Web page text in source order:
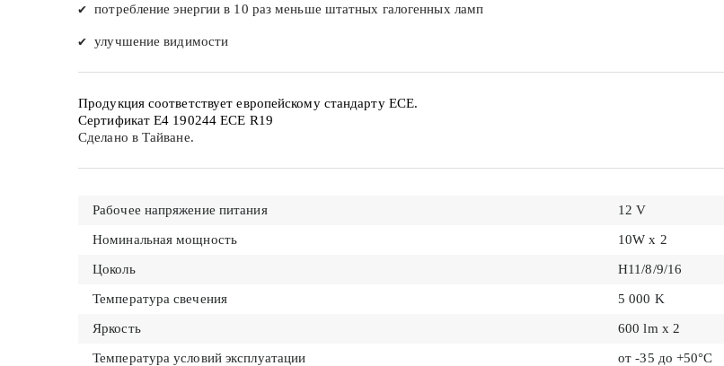
✔потребление энергии в 10 раз меньше штатных галогенных ламп
✔улучшение видимости
Продукция соответствует европейскому стандарту ECE.
Сертификат E4 190244 ECE R19
Сделано в Тайване.
Рабочее напряжение питания 12 V
Номинальная мощность 10W x 2
Цоколь H11/8/9/16
Температура свечения 5 000 K
Яркость 600 lm x 2
Температура условий эксплуатации от -35 до +50°С